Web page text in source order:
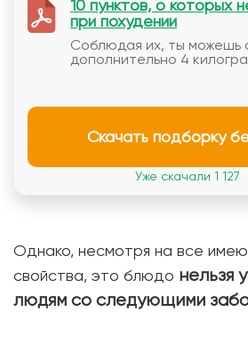
10 пунктов, о которых
при похудении
Соблюдая их, ты можешь
дополнительно 4
Скачать подборку
Уже скачали 1 127
Однако, несмотря на все
свойства, это блюдо нельзя
людям со следующими